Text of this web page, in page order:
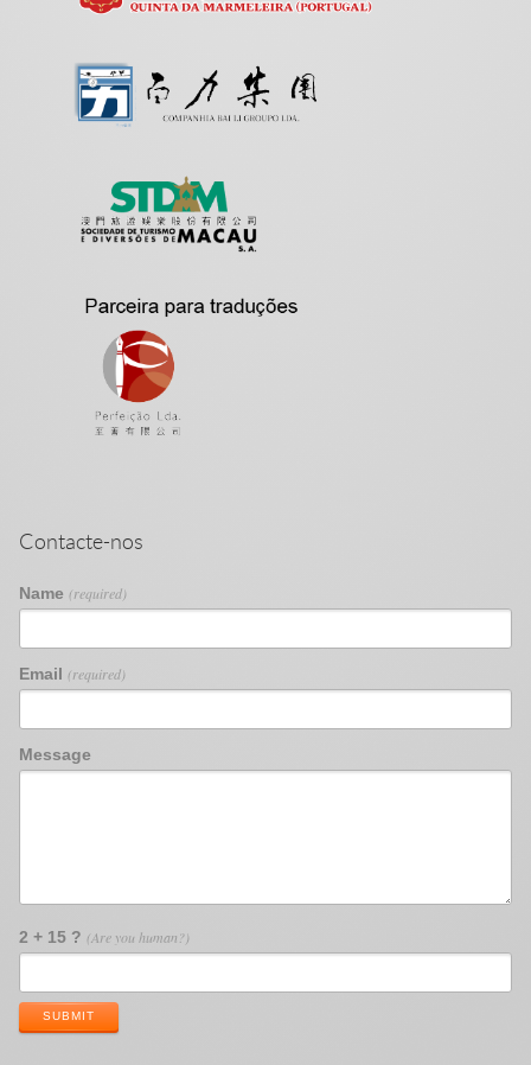
Contacte-nos
Name (required)
Email (required)
Message
2 + 15 ? (Are you human?)
SUBMIT